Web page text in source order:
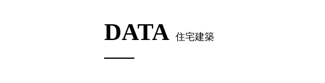
DATA 住宅建築